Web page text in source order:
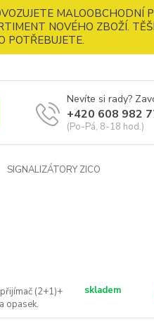
MALOOBCHODNÍ
NOVÉHO ZBOŽÍ.
POTŘEBUJETE.
Nevíte si rady?
+420 608 982
(Po-Pá, 8-18 hod.)
SIGNALIZÁTORY ZICO
(2+1)+
opasek.
skladem